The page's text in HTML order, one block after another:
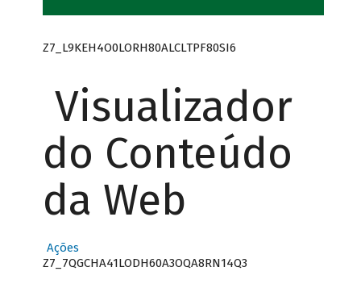
Z7_L9KEH4O0LORH80ALCLTPF80SI6
Visualizador
do Conteúdo
da Web
Ações
Z7_7QGCHA41LODH60A3OQA8RN14Q3